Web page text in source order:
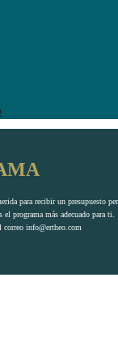
para recibir un presupuesto
programa más adecuado para ti.
correo info@ertheo.com